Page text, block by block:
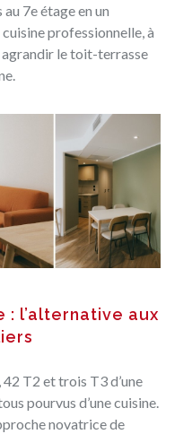
7e étage en un
professionnelle, à
agrandir le toit-terrasse
: l’alternative aux
T2 et trois T3 d’une
pourvus d’une cuisine.
novatrice de